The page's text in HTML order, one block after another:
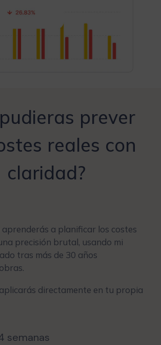
prever
reales con
claridad?
aprenderás a planificar los costes
precisión brutal, usando mi
tras más de 30 años
directamente en tu propia
semanas